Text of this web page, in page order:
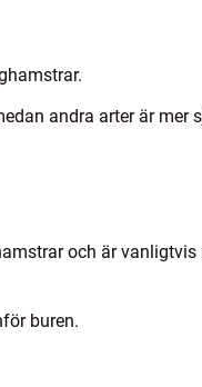
andra arter är mer
och är vanligtvis
buren.